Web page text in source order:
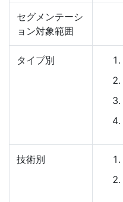
セグメンテーシ
ョン対象範囲
タイプ別
技術別